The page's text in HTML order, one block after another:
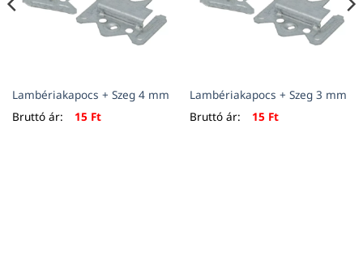
Lambériakapocs + Szeg 4 mm
Bruttó ár:
15 Ft
Lambériakapocs + Szeg 3 mm
Bruttó ár:
15 Ft